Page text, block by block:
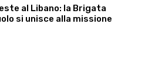
al Libano: la Brigata
si unisce alla missione